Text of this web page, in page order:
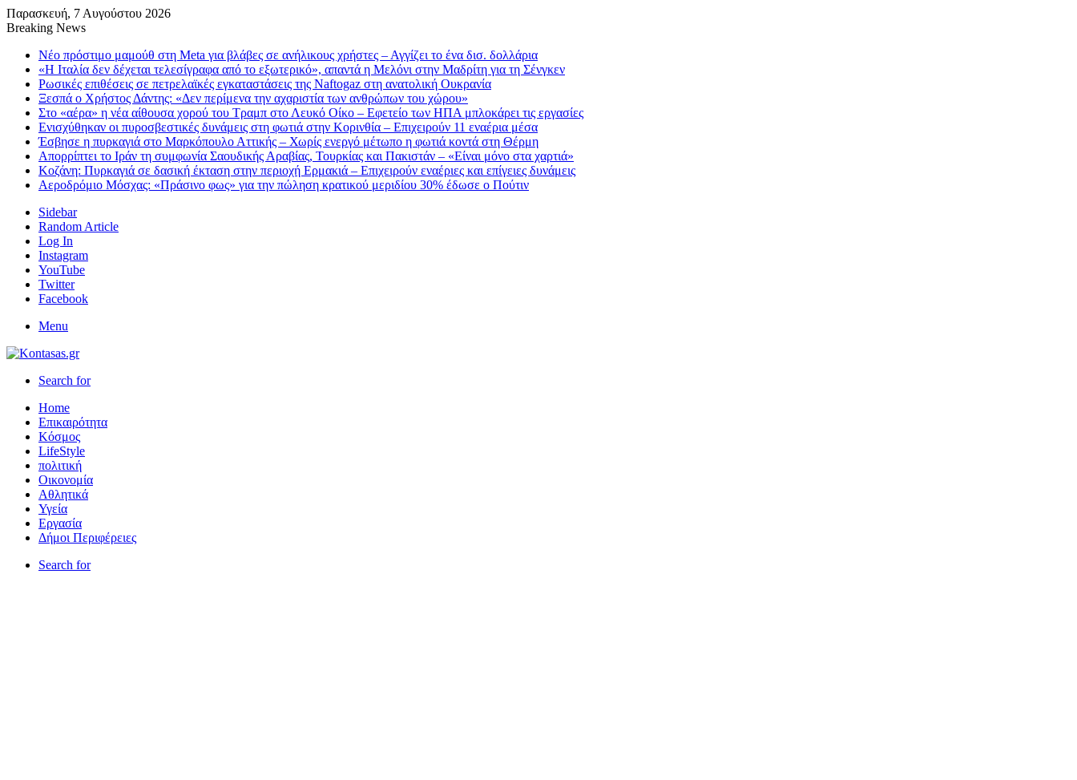
Παρασκευή, 7 Αυγούστου 2026
Breaking News
Nέο πρόστιμο μαμούθ στη Meta για βλάβες σε ανήλικους χρήστες – Αγγίζει το ένα δισ. δολλάρια
«Η Ιταλία δεν δέχεται τελεσίγραφα από το εξωτερικό», απαντά η Μελόνι στην Μαδρίτη για τη Σένγκεν
Ρωσικές επιθέσεις σε πετρελαϊκές εγκαταστάσεις της Naftogaz στη ανατολική Ουκρανία
Ξεσπά ο Χρήστος Δάντης: «Δεν περίμενα την αχαριστία των ανθρώπων του χώρου»
Στο «αέρα» η νέα αίθουσα χορού του Τραμπ στο Λευκό Οίκο – Εφετείο των ΗΠΑ μπλοκάρει τις εργασίες
Ενισχύθηκαν οι πυροσβεστικές δυνάμεις στη φωτιά στην Κορινθία – Επιχειρούν 11 εναέρια μέσα
Έσβησε η πυρκαγιά στο Μαρκόπουλο Αττικής – Χωρίς ενεργό μέτωπο η φωτιά κοντά στη Θέρμη
Απορρίπτει το Ιράν τη συμφωνία Σαουδικής Αραβίας, Τουρκίας και Πακιστάν – «Είναι μόνο στα χαρτιά»
Κοζάνη: Πυρκαγιά σε δασική έκταση στην περιοχή Ερμακιά – Επιχειρούν εναέριες και επίγειες δυνάμεις
Αεροδρόμιο Μόσχας: «Πράσινο φως» για την πώληση κρατικού μεριδίου 30% έδωσε ο Πούτιν
Sidebar
Random Article
Log In
Instagram
YouTube
Twitter
Facebook
Menu
Search for
Home
Επικαιρότητα
Κόσμος
LifeStyle
πολιτική
Οικονομία
Αθλητικά
Υγεία
Εργασία
Δήμοι Περιφέρειες
Search for